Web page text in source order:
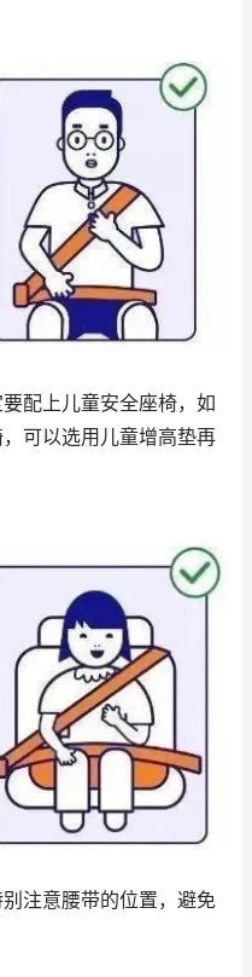
配上儿童安全座椅，如
可以选用儿童增高垫再
注意腰带的位置，避免